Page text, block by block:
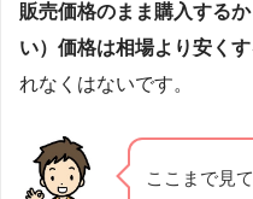
販売価格のまま購入するか
い）価格は相場より安く
れなくはないです。
ここまで見